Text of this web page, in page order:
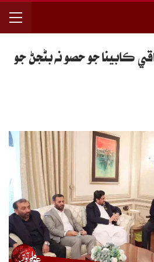
ڪابينا جو حصو نه بڻجڻ جو